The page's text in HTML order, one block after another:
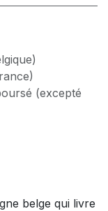
(excepté
belge qui livre